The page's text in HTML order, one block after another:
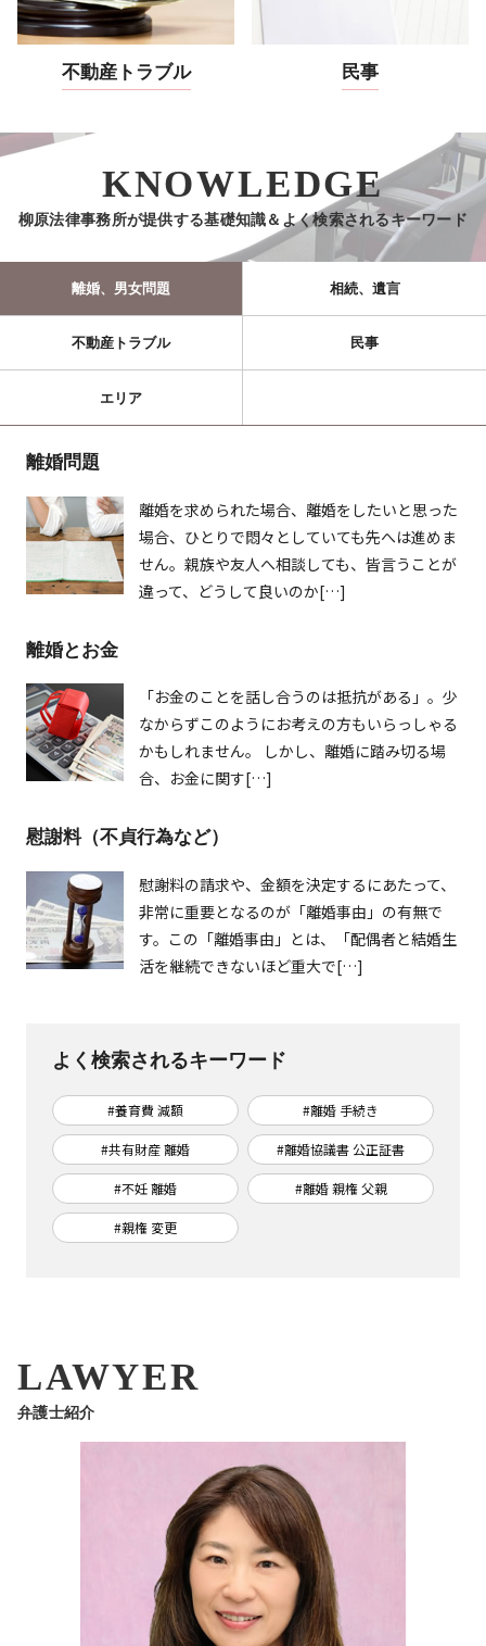
不動産トラブル 民事
KNOWLEDGE
柳原法律事務所が提供する基礎知識＆よく検索されるキーワード
離婚、男女問題 相続、遺言
不動産トラブル 民事
エリア
離婚問題
離婚を求められた場合、離婚をしたいと思った
場合、ひとりで悶々としていても先へは進めま
せん。親族や友人へ相談しても、皆言うことが
違って、どうして良いのか[…]
離婚とお金
「お金のことを話し合うのは抵抗がある」。少
なからずこのようにお考えの方もいらっしゃる
かもしれません。 しかし、離婚に踏み切る場
合、お金に関す[…]
慰謝料（不貞行為など）
慰謝料の請求や、金額を決定するにあたって、
非常に重要となるのが「離婚事由」の有無で
す。この「離婚事由」とは、「配偶者と結婚生
活を継続できないほど重大で[…]
よく検索されるキーワード
#養育費 減額 #離婚 手続き
#共有財産 離婚 #離婚協議書 公正証書
#不妊 離婚 #離婚 親権 父親
#親権 変更
LAWYER
弁護士紹介